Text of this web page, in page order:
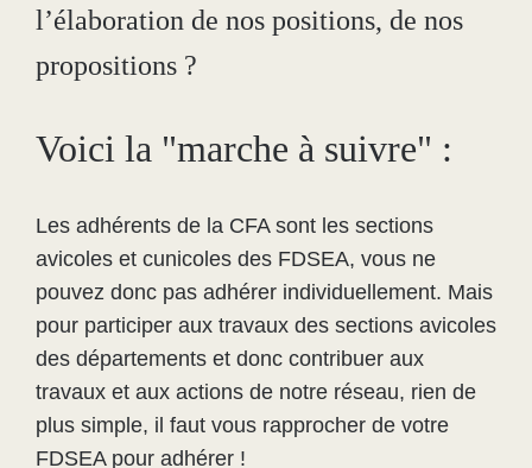
l’élaboration de nos positions, de nos
propositions ?
Voici la "marche à suivre" :
Les adhérents de la CFA sont les sections
avicoles et cunicoles des FDSEA, vous ne
pouvez donc pas adhérer individuellement. Mais
pour participer aux travaux des sections avicoles
des départements et donc contribuer aux
travaux et aux actions de notre réseau, rien de
plus simple, il faut vous rapprocher de votre
FDSEA pour adhérer !